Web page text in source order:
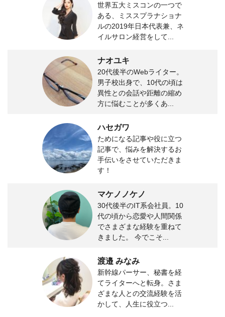
世界五大ミスコンの一つで
ある、ミススプラナショナ
ルの2019年日本代表兼、ネ
イルサロン経営をして...
ナオユキ
20代後半のWebライター。
男子校出身で、10代の頃は
異性との会話や距離の縮め
方に悩むことが多くあ...
ハセガワ
ためになる記事や役に立つ
記事で、悩みを解決するお
手伝いをさせていただきま
す！
マケノノケノ
30代後半のIT系会社員。10
代の頃から恋愛や人間関係
でさまざまな経験を重ねて
きました。 今でこそ...
渡邉 みなみ
新幹線パーサー、秘書を経
てライターへと転身。さま
ざまな人との交流経験を活
かして、人生に役立つ...